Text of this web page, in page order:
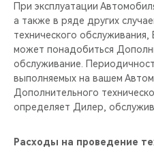
При эксплуатации
а также в ряде других
технического
может понадобиться
обслуживание.
выполняемых на вашем
Дополнительного
определяет Дилер,
Расходы на проведение